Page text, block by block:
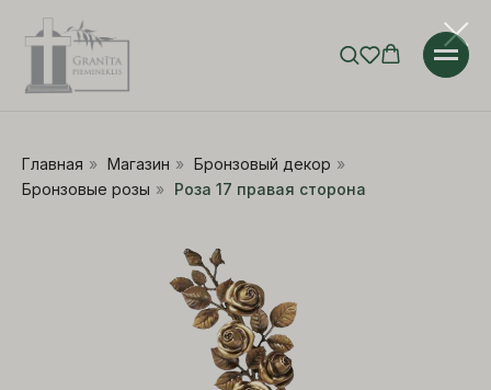
Главная » Магазин » Бронзовый декор »
Бронзовые розы » Роза 17 правая сторона